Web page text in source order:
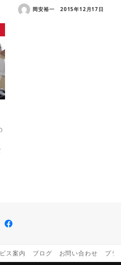
岡安裕一 2015年12月17日
facebook
ス案内 ブログ お問い合わせ プラ